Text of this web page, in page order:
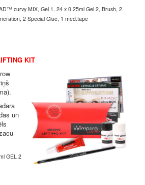
curvy MIX, Gel 1, 24 x 0.25ml Gel 2, Brush, 2
2 Special Glue, 1 med.tape
KIT
un
GEL 2